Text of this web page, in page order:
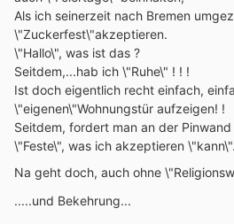
Als ich seinerzeit nach Bremen
\"Zuckerfest\"akzeptieren.
\"Hallo\", was ist das ?
Seitdem,...hab ich \"Ruhe\" ! ! !
Ist doch eigentlich recht einfach,
\"eigenen\"Wohnungstür aufzeigen! !
Seitdem, fordert man an der
\"Feste\", was ich akzeptieren \"kann\".
Na geht doch, auch ohne
.....und Bekehrung...